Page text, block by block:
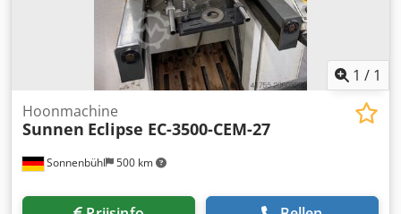
1 / 1
Sonnenbühl 500 km
Hoonmachine
Sunnen Eclipse EC-3500-CEM-27